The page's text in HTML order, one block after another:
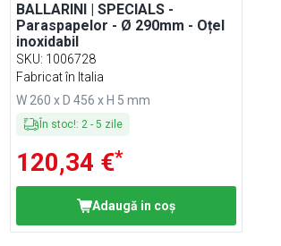
BALLARINI | SPECIALS -
Paraspapelor - Ø 290mm - Oțel
inoxidabil
SKU: 1006728
Fabricat în Italia
W 260 x D 456 x H 5 mm
În stoc!: 2 -5 zile
120,34 €*
Adaugă in coş